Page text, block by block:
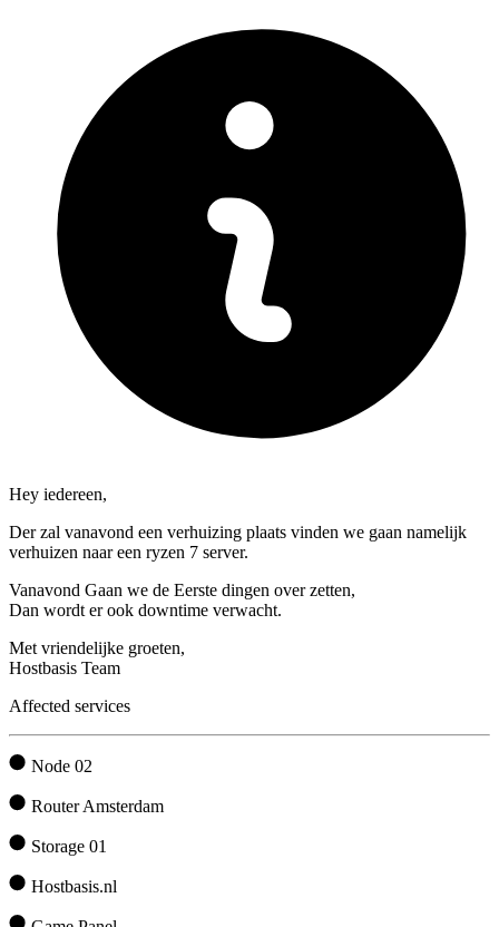
Hey iedereen,
Der zal vanavond een verhuizing plaats vinden we gaan namelijk
verhuizen naar een ryzen 7 server.
Vanavond Gaan we de Eerste dingen over zetten,
Dan wordt er ook downtime verwacht.
Met vriendelijke groeten,
Hostbasis Team
Affected services
Node 02
Router Amsterdam
Storage 01
Hostbasis.nl